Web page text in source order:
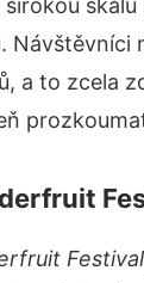
širokou
Návštěvníci
a to zcela
Festival